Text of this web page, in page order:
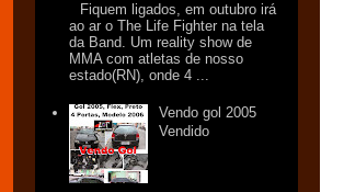
Fiquem ligados, em outubro irá
ao ar o The Life Fighter na tela
da Band. Um reality show de
MMA com atletas de nosso
estado(RN), onde 4 ...
Vendo gol 2005
Vendido